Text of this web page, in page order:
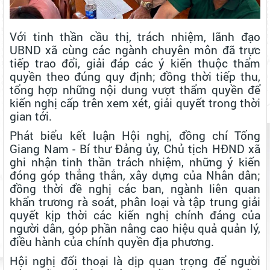
Với tinh thần cầu thị, trách nhiệm, lãnh đạo
UBND xã cùng các ngành chuyên môn đã trực
tiếp trao đổi, giải đáp các ý kiến thuộc thẩm
quyền theo đúng quy định; đồng thời tiếp thu,
tổng hợp những nội dung vượt thẩm quyền để
kiến nghị cấp trên xem xét, giải quyết trong thời
gian tới.
Phát biểu kết luận Hội nghị, đồng chí Tống
Giang Nam - Bí thư Đảng ủy, Chủ tịch HĐND xã
ghi nhận tinh thần trách nhiệm, những ý kiến
đóng góp thẳng thắn, xây dựng của Nhân dân;
đồng thời đề nghị các ban, ngành liên quan
khẩn trương rà soát, phân loại và tập trung giải
quyết kịp thời các kiến nghị chính đáng của
người dân, góp phần nâng cao hiệu quả quản lý,
điều hành của chính quyền địa phương.
Hội nghị đối thoại là dịp quan trọng để người
ẤM ÁP HOẠT ĐỘNG "ĐỀN ƠN ĐÁP NGHĨA" NHÂN NGÀY 27
THÁNG 7
ĐẢNG ỦY - HĐND - UBND - ỦY BAN MTTQ VIỆT NAM XÃ ĐẠ TẺH
TỔ CHỨC GẶP MẶT, TẶNG QUÀ NGƯỜI CÓ CÔNG NHÂN DỊP KỶ
NIỆM 79 NĂM NGÀY THƯƠNG BINH - LIỆT SĨ
UỐNG NƯỚC NHỚ NGUỒN – ĐỜI ĐỜI GHI NHỚ CÔNG ƠN CÁC
ANH HÙNG LIỆT SĨ
ĐẢNG ỦY CƠ SỞ CÁC CƠ QUAN ĐẢNG XÃ ĐẠ TẺH TỔ CHỨC
THĂM HỎI, TẶNG QUÀ GIA ĐÌNH CHÍNH SÁCH NHÂN KỶ NIỆM 79